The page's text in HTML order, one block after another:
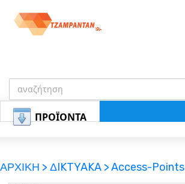
ΠΡΟΪΟΝΤΑ
ΑΡΧΙΚΗ > ΔIKTYAKA >Access-Points